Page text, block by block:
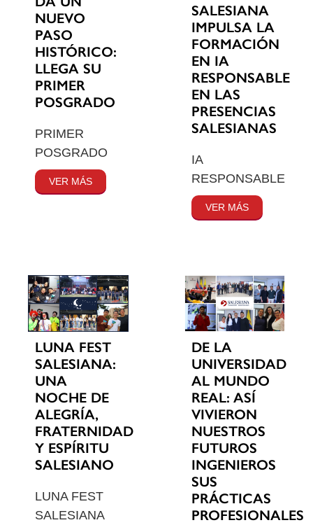
NUEVO
PASO
HISTÓRICO:
LLEGA SU
PRIMER
POSGRADO
PRIMER
POSGRADO
VER MÁS
SALESIANA
IMPULSA LA
FORMACIÓN
EN IA
RESPONSABLE
EN LAS
PRESENCIAS
SALESIANAS
IA
RESPONSABLE
VER MÁS
LUNA FEST
SALESIANA:
UNA
NOCHE DE
ALEGRÍA,
FRATERNIDAD
Y ESPÍRITU
SALESIANO
LUNA FEST
SALESIANA
DE LA
UNIVERSIDAD
AL MUNDO
REAL: ASÍ
VIVIERON
NUESTROS
FUTUROS
INGENIEROS
SUS
PRÁCTICAS
PROFESIONALES